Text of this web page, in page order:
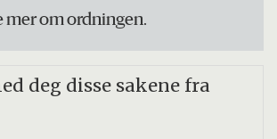
mer om ordningen.
deg disse sakene fra